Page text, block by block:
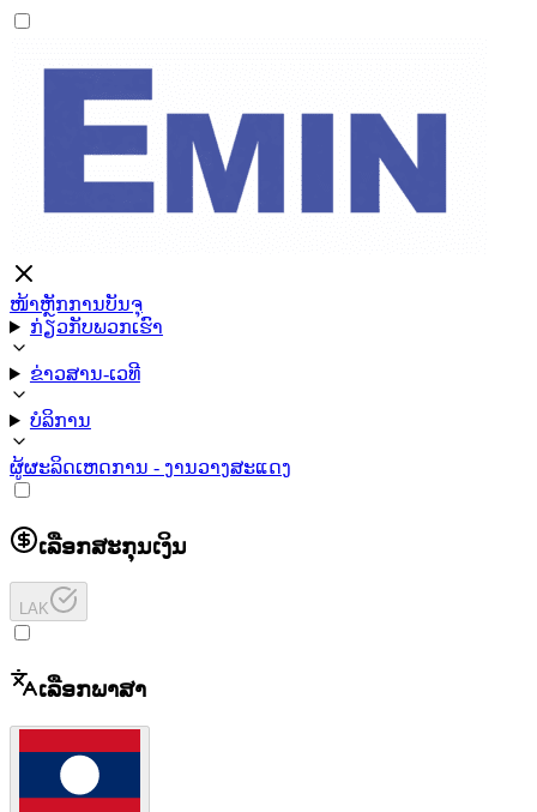
ໜ້າຫຼັກການບັນຈຸ
ກ່ຽວກັບພວກເຮົາ
ຂ່າວສານ-ເວທີ
ບໍລິການ
ຜູ້ຜະລິດເຫດການ - ງານວາງສະແດງ
ເລືອກສະກຸນເງິນ
LAK
ເລືອກພາສາ